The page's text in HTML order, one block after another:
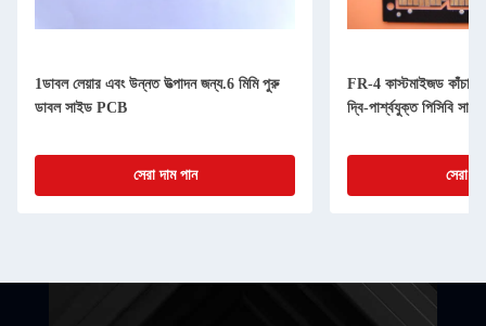
1ডাবল লেয়ার এবং উন্নত উত্পাদন জন্য.6 মিমি পুরু
ডাবল সাইড PCB
সেরা দাম পান
FR-4 কাস্টমাইজড
দ্বি-পার্শ্বযুক্ত পিসিবি
সেরা